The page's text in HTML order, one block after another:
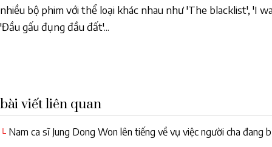
nhiều bộ phim với thể loại khác nhau như 'The blacklist', 'I
'Đầu gấu đụng đầu đất'...
bài viết liên quan
└ Nam ca sĩ Jung Dong Won lên tiếng về vụ việc người cha đang